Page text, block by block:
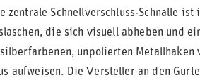
zentrale Schnellverschluss-Schnalle ist
die sich visuell abheben und
unpolierten Metallhaken
aufweisen. Die Versteller an den